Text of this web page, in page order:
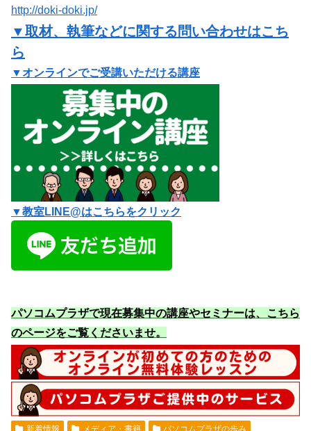
http://doki-doki.jp/
▼取材、執筆などに関する問い合わせはこち
ら
▼オンラインでご受講いただける講座
▼教室LINE@はこちらをクリック
パソコムプラザで現在募集中の講座やセミナーは、こちら
のページをご覧くださいませ。
新着情報 メディア・書籍
パソコムプラザの歩み